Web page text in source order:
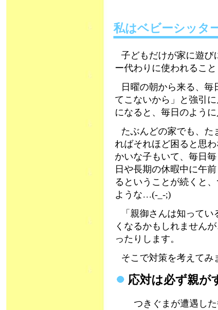
私はベビーシッタ
子どもだけが家に遊び
ー代わりに使われるこ
日曜の朝から来る、
てこないから」と強引
になると、毎日のよう
たぶんどの家でも、た
ればそれほど困ると思
かいな子もいて、毎日
日や長期の休暇中に午
るということが続くと
ような…(-_-;)
「親御さんは知って
くなるかもしれません
ったりします。
そこで対策を考えてみ
応対は必ず親が
つきぐまが遭遇し